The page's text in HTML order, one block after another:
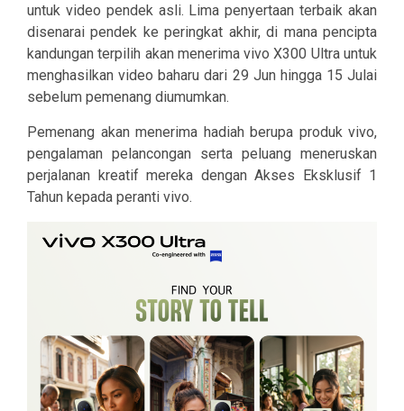
untuk video pendek asli. Lima penyertaan terbaik akan
disenarai pendek ke peringkat akhir, di mana pencipta
kandungan terpilih akan menerima vivo X300 Ultra untuk
menghasilkan video baharu dari 29 Jun hingga 15 Julai
sebelum pemenang diumumkan.
Pemenang akan menerima hadiah berupa produk vivo,
pengalaman pelancongan serta peluang meneruskan
perjalanan kreatif mereka dengan Akses Eksklusif 1
Tahun kepada peranti vivo.